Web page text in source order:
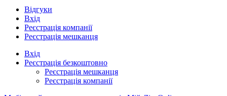
Відгуки
Вхід
Реєстрація компанії
Реєстрація мешканця
Вхід
Реєстрація безкоштовно
Реєстрація мешканця
Реєстрація компанії